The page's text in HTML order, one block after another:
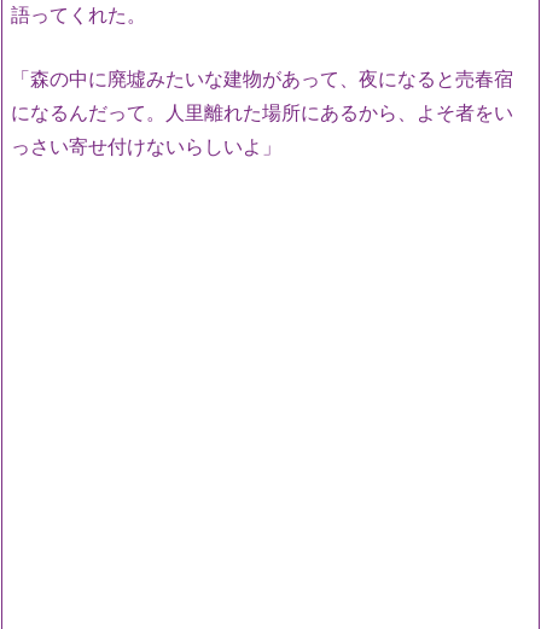
語ってくれた。
「森の中に廃墟みたいな建物があって、夜になると売春宿
になるんだって。人里離れた場所にあるから、よそ者をい
っさい寄せ付けないらしいよ」